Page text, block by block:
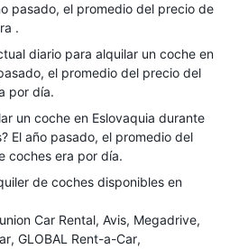
pasado, el promedio del precio de
.
diario para alquilar un coche en
el promedio del precio del
por día.
un coche en Eslovaquia durante
El año pasado, el promedio del
coches era por día.
de coches disponibles en
Car Rental Avis Megadrive
GLOBAL Rent-a-Car